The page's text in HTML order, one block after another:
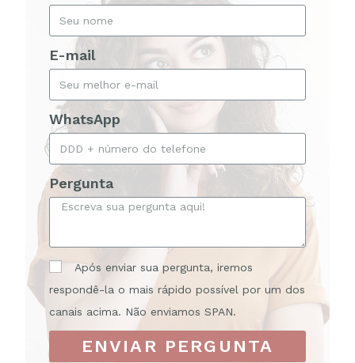
E-mail
WhatsApp
Pergunta
Após enviar sua pergunta, iremos
respondê-la o mais rápido possível por um dos
canais acima. Não enviamos SPAN.
ENVIAR PERGUNTA